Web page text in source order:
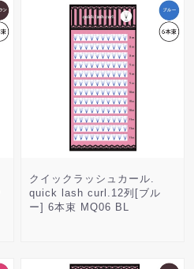
クイックラッシュカール.
quick lash curl.12列[ブル
ー] 6本束 MQ06 BL